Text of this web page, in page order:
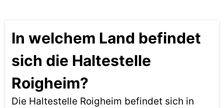
In welchem Land befindet
sich die Haltestelle
Roigheim?
Die Haltestelle Roigheim befindet sich in